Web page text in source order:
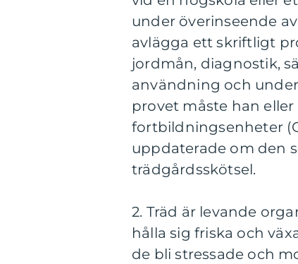
under överinseende
avlägga ett skriftligt
jordmån, diagnostik,
användning och
provet måste han
fortbildningsenheter
uppdaterade om den
trädgårdsskötsel.
2. Träd är levande
hålla sig friska och
de bli stressade och